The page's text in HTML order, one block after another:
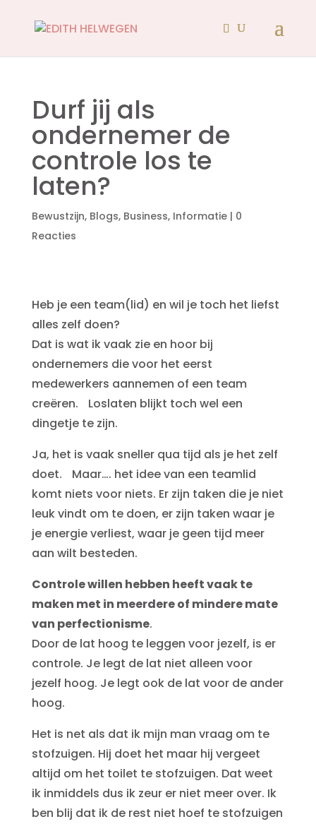
Durf jij als
ondernemer de
controle los te
laten?
Bewustzijn, Blogs, Business, Informatie| 0
Reacties
Heb je een team(lid) en wil je toch het liefst
alles zelf doen?
Dat is wat ik vaak zie en hoor bij
ondernemers die voor het eerst
medewerkers aannemen of een team
creëren. Loslaten blijkt toch wel een
dingetje te zijn.
Ja, het is vaak sneller qua tijd als je het zelf
doet. Maar…. het idee van een teamlid
komt niets voor niets. Er zijn taken die je niet
leuk vindt om te doen, er zijn taken waar je
je energie verliest, waar je geen tijd meer
aan wilt besteden.
Controle willen hebben heeft vaak te
maken met in meerdere of mindere mate
van perfectionisme.
Door de lat hoog te leggen voor jezelf, is er
controle. Je legt de lat niet alleen voor
jezelf hoog. Je legt ook de lat voor de ander
hoog.
Het is net als dat ik mijn man vraag om te
stofzuigen. Hij doet het maar hij vergeet
altijd om het toilet te stofzuigen. Dat weet
ik inmiddels dus ik zeur er niet meer over. Ik
ben blij dat ik de rest niet hoef te stofzuigen